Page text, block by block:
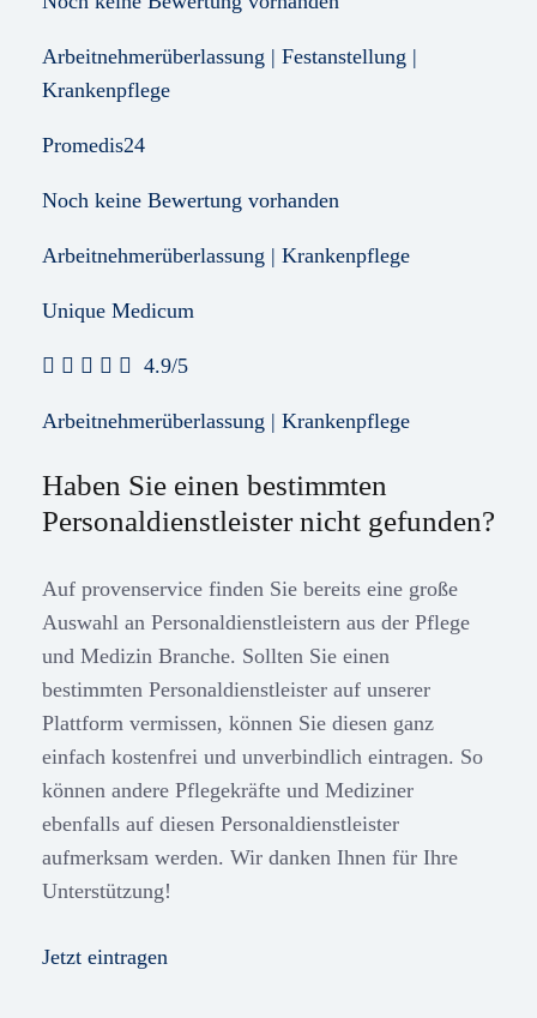
Arbeitnehmerüberlassung | Festanstellung |
Krankenpflege
Promedis24
Noch keine Bewertung vorhanden
Arbeitnehmerüberlassung | Krankenpflege
Unique Medicum
4.9/5
Arbeitnehmerüberlassung | Krankenpflege
Haben Sie einen bestimmten
Personaldienstleister nicht gefunden?
Auf provenservice finden Sie bereits eine große
Auswahl an Personaldienstleistern aus der Pflege
und Medizin Branche. Sollten Sie einen
bestimmten Personaldienstleister auf unserer
Plattform vermissen, können Sie diesen ganz
einfach kostenfrei und unverbindlich eintragen. So
können andere Pflegekräfte und Mediziner
ebenfalls auf diesen Personaldienstleister
aufmerksam werden. Wir danken Ihnen für Ihre
Unterstützung!
Jetzt eintragen